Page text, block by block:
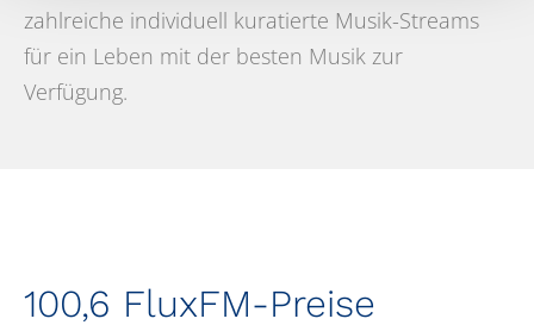
zahlreiche individuell kuratierte Musik-Streams
für ein Leben mit der besten Musik zur
Verfügung.
100,6 FluxFM-Preise